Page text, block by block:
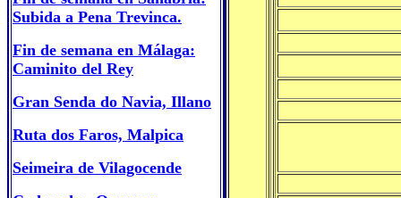
Subida a Pena Trevinca.
Fin de semana en Málaga:
Caminito del Rey
Gran Senda do Navia, Illano
Ruta dos Faros, Malpica
Seimeira de Vilagocende